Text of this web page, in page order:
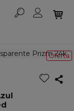
Oferta